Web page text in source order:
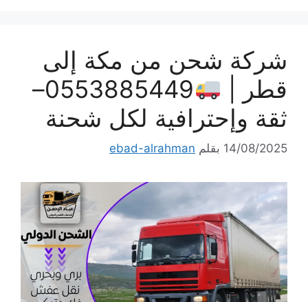
شركة شحن من مكة إلى
قطر |
0553885449–
ثقة وإحترافية لكل شحنة
14/08/2025 بقلم ebad-alrahman